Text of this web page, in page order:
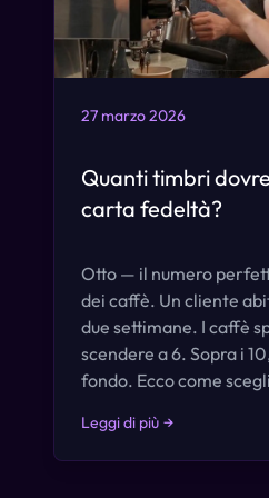
27 marzo 2026
Quanti timbri
carta fedeltà?
Otto — il numero
dei caffè. Un cliente
due settimane. I caffè
scendere a 6. Sopra i
fondo. Ecco come
Leggi di più →